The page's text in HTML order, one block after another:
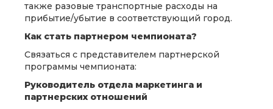
также разовые транспортные расходы на
прибытие/убытие в соответствующий город.
Как стать партнером чемпионата?
Связаться с представителем партнерской
программы чемпионата:
Руководитель отдела маркетинга и
партнерских отношений